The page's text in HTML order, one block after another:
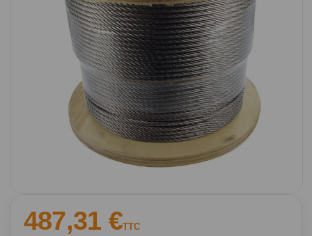
début
487,31 €TTC